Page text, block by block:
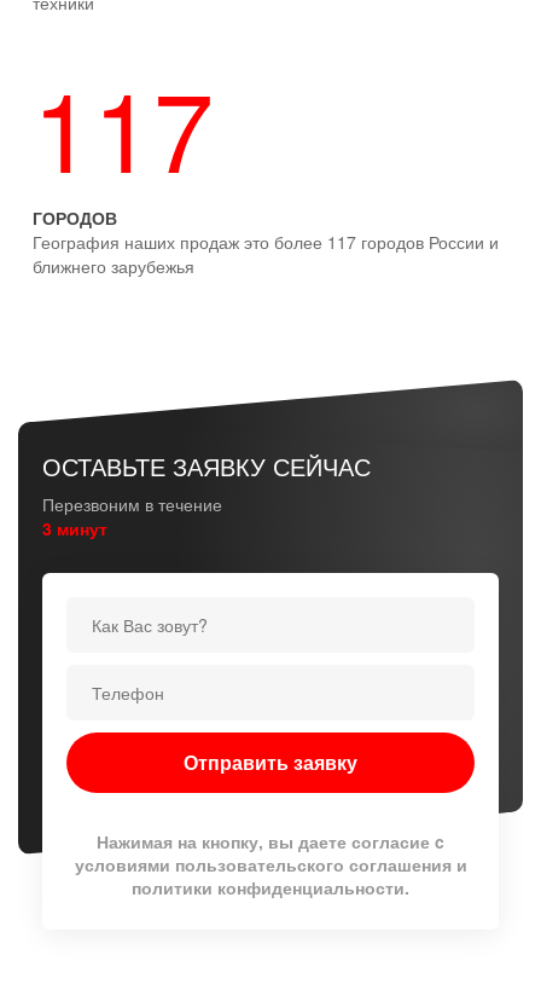
117
ГОРОДОВ
География наших продаж это более 117 городов России и
ближнего зарубежья
ОСТАВЬТЕ ЗАЯВКУ СЕЙЧАС
Перезвоним в течение
3 минут
Нажимая на кнопку, вы даете согласие c
условиями пользовательского соглашения и
политики конфиденциальности.